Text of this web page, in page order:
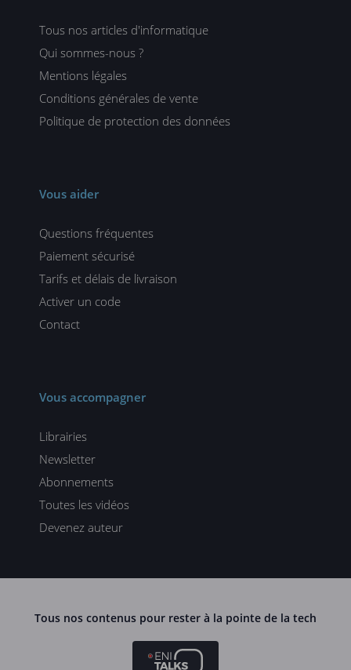
Tous nos articles d'informatique
Qui sommes-nous ?
Mentions légales
Conditions générales de vente
Politique de protection des données
Vous aider
Questions fréquentes
Paiement sécurisé
Tarifs et délais de livraison
Activer un code
Contact
Vous accompagner
Librairies
Newsletter
Abonnements
Toutes les vidéos
Devenez auteur
Tous nos contenus pour rester à la pointe de la tech